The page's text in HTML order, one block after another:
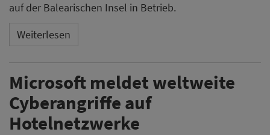
auf der Balearischen Insel in Betrieb.
Weiterlesen
Microsoft meldet weltweite
Cyberangriffe auf
Hotelnetzwerke